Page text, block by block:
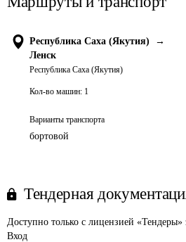
Республика Саха (Якутия)
→
Ленск
Республика Саха (Якутия)
Кол-во машин: 1
Варианты транспорта
бортовой
Тендерная
Доступно только с лицензией «Тендеры»
Вход